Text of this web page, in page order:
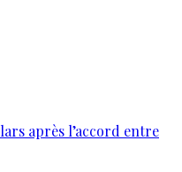
après l’accord entre